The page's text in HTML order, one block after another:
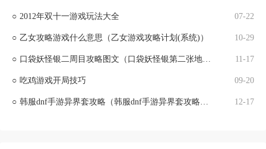
○ 2012年双十一游戏玩法大全 07-22
○ 乙女攻略游戏什么意思（乙女游戏攻略计划(系统)） 10-29
○ 口袋妖怪银二周目攻略图文（口袋妖怪银第二张地图攻略） 11-17
○ 吃鸡游戏开局技巧 09-20
○ 韩服dnf手游异界套攻略（韩服dnf手游异界套攻略视频） 12-17